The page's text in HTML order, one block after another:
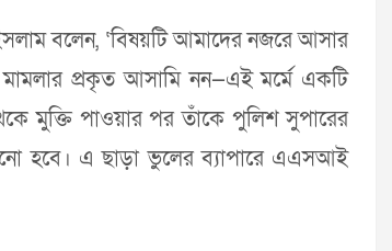
বলেন, ‘বিষয়টি আমাদের নজরে আসার
প্রকৃত আসামি নন—এই মর্মে একটি
মুক্তি পাওয়ার পর তাঁকে পুলিশ সুপারের
হবে। এ ছাড়া ভুলের ব্যাপারে এএসআই